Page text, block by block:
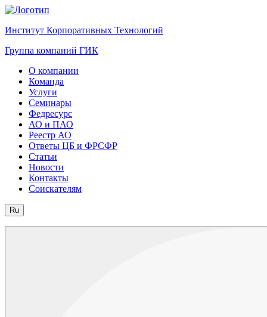
Институт Корпоративных Технологий
Группа компаний ГИК
О компании
Команда
Услуги
Семинары
Федресурс
АО и ПАО
Реестр АО
Ответы ЦБ и ФРСФР
Статьи
Новости
Контакты
Соискателям
Ru